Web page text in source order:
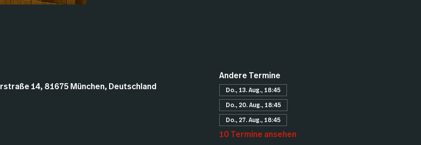
14, 81675 München, Deutschland
Andere Termine
Do., 13. Aug., 18:45
Do., 20. Aug., 18:45
Do., 27. Aug., 18:45
10 Termine ansehen